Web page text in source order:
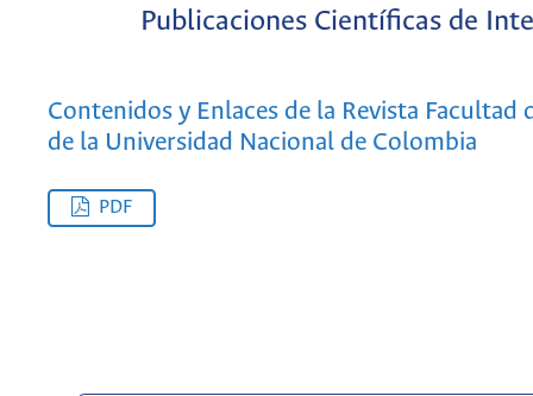
Publicaciones Científicas de
Contenidos y Enlaces de la Revista Facultad
de la Universidad Nacional de Colombia
PDF